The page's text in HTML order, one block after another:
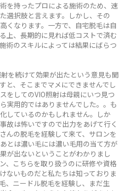
を持ったプロによる施術のため、速
選択肢と言えます。しかし、その
くなります。一方で、自宅脱毛は自
上、長期的に見れば低コストで済む
術のスキルによっては結果にばらつ
を続けて効果が出たという意見も聞
と、そこまでマメにできませんでし
をしてのVIO照射は母親にいつ見つ
実用的ではありませんでした。。も
しているのかもしれません。しか
故は怖いですので出力をあげて行く
んの脱毛を経験して来て、サロンを
とは濃い毛には濃い毛用の当て方が
が出ないということがわかりまし
、こちらを取り扱うのに研修や資格
ないものだと私たちは知っておりま
、ニードル脱毛を経験し、まだ生